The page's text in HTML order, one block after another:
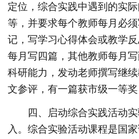
定位，综合实践中遇到的实
等，并要求每个教师每月必
记，写学习心得体会或教学
每月写四篇，其他教师每月
科研能力，发动老师撰写继
文参评，有一篇获市级一等
四、启动综合实践活动
入。综合实验活动课程是国